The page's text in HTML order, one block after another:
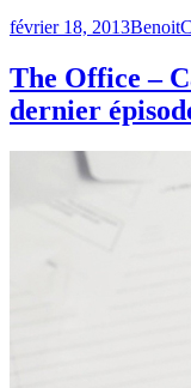
Publié
février 18, 2013Benoit
The Office –
dernier